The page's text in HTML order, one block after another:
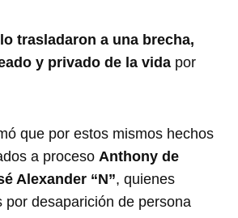
lo trasladaron a una brecha,
y privado de la vida por
que por estos mismos hechos
a proceso Anthony de
Alexander “N”, quienes
por desaparición de persona